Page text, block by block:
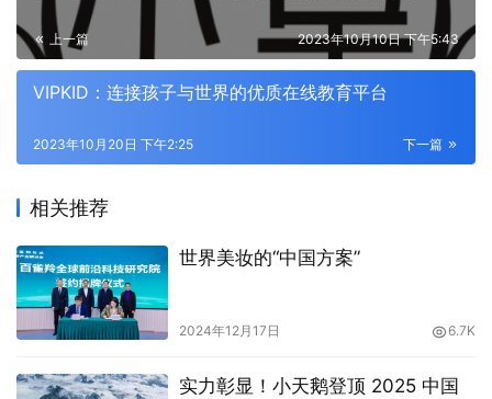
上一篇 2023年10月10日 下午5:43
VIPKID：连接孩子与世界的优质在线教育平台
下一篇
2023年10月20日 下午2:25
相关推荐
世界美妆的“中国方案”
2024年12月17日 6.7K
实力彰显！小天鹅登顶 2025 中国